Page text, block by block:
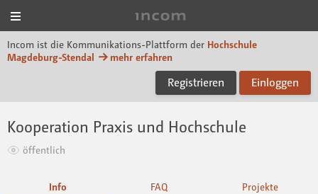
Incom ist die Kommunikations-Plattform der Hochschule
Magdeburg-Stendal
mehr erfahren
Registrieren Einloggen
Kooperation Praxis und Hochschule
öffentlich
Info FAQ Projekte